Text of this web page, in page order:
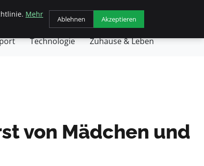
Gesundheit Haustiere Kochen
Technologie Zuhause & Leben
von Mädchen und
Mehr
Ablehnen Akzeptieren